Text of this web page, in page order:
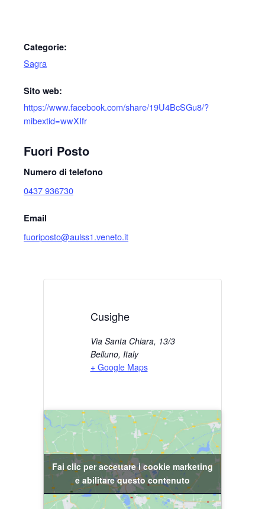
Categorie:
Sagra
Sito web:
https://www.facebook.com/share/19U4BcSGu8/?
mibextid=wwXIfr
Fuori Posto
Numero di telefono
0437 936730
Email
fuoriposto@aulss1.veneto.it
Cusighe
Via Santa Chiara, 13/3
Belluno, Italy
+ Google Maps
Fai clic per accettare i cookie marketing
e abilitare questo contenuto